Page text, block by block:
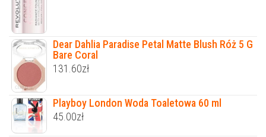
Dear Dahlia Paradise Petal Matte Blush Róż 5 G
Bare Coral
131.60zł
Playboy London Woda Toaletowa 60 ml
45.00zł